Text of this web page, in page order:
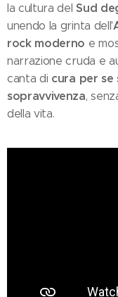
la cultura del Sud
unendo la grinta dell'
rock moderno e
narrazione cruda e
canta di cura per se
sopravvivenza,
della vita.